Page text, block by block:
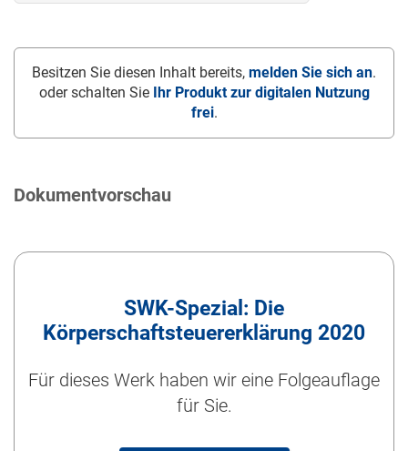
Besitzen Sie diesen Inhalt bereits, melden Sie sich an.
oder schalten Sie Ihr Produkt zur digitalen Nutzung
frei.
Dokumentvorschau
SWK-Spezial: Die
Körperschaftsteuererklärung 2020
Für dieses Werk haben wir eine Folgeauflage
für Sie.